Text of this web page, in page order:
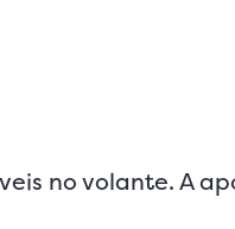
no volante. A